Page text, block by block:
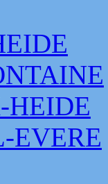
HEIDE
EVERE